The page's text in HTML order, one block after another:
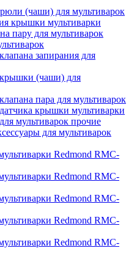
(чаши) для мультиварок
крышки мультиварки
пару для мультиварок
запирания для
(чаши) для
пара для мультиварок
крышки мультиварки
мультиварок прочие
для мультиварок
Redmond RMC-
Redmond RMC-
Redmond RMC-
Redmond RMC-
Redmond RMC-